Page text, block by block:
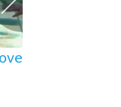
Cove